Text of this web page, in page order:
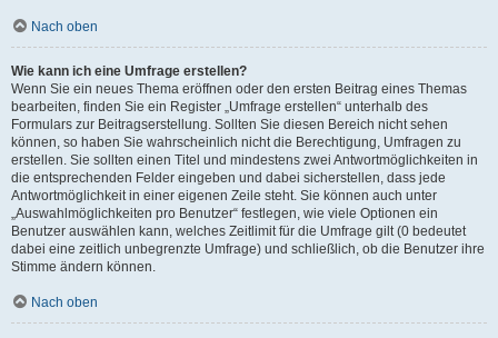
Nach oben
Wie kann ich eine Umfrage erstellen?
Wenn Sie ein neues Thema eröffnen oder den ersten Beitrag eines Themas
bearbeiten, finden Sie ein Register „Umfrage erstellen“ unterhalb des
Formulars zur Beitragserstellung. Sollten Sie diesen Bereich nicht sehen
können, so haben Sie wahrscheinlich nicht die Berechtigung, Umfragen zu
erstellen. Sie sollten einen Titel und mindestens zwei Antwortmöglichkeiten in
die entsprechenden Felder eingeben und dabei sicherstellen, dass jede
Antwortmöglichkeit in einer eigenen Zeile steht. Sie können auch unter
„Auswahlmöglichkeiten pro Benutzer“ festlegen, wie viele Optionen ein
Benutzer auswählen kann, welches Zeitlimit für die Umfrage gilt (0 bedeutet
dabei eine zeitlich unbegrenzte Umfrage) und schließlich, ob die Benutzer ihre
Stimme ändern können.
Nach oben